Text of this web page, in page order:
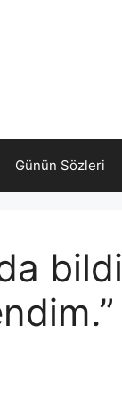
Günün Sözleri